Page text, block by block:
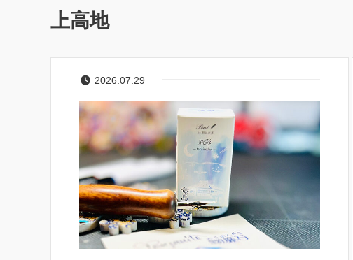
上高地
2026.07.29